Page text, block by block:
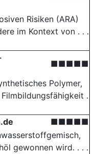
Risiken (ARA)
im Kontext von . . .
■■■■■
Polymer,
.
■■■■■
gewonnen wird. . . .